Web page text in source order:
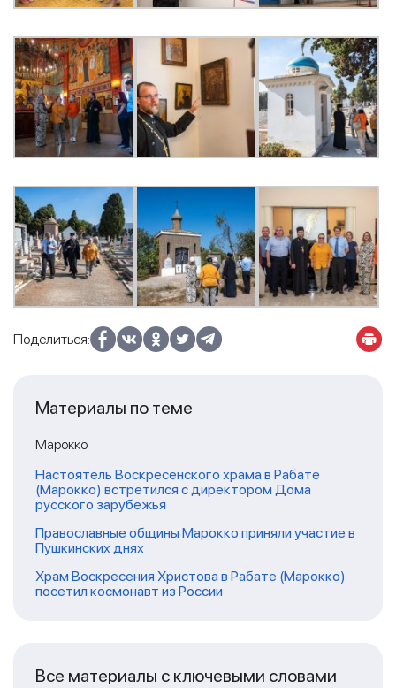
Поделиться:
Материалы по теме
Марокко
Настоятель Воскресенского храма в Рабате
(Марокко) встретился с директором Дома
русского зарубежья
Православные общины Марокко приняли участие в
Пушкинских днях
Храм Воскресения Христова в Рабате (Марокко)
посетил космонавт из России
Все материалы с ключевыми словами